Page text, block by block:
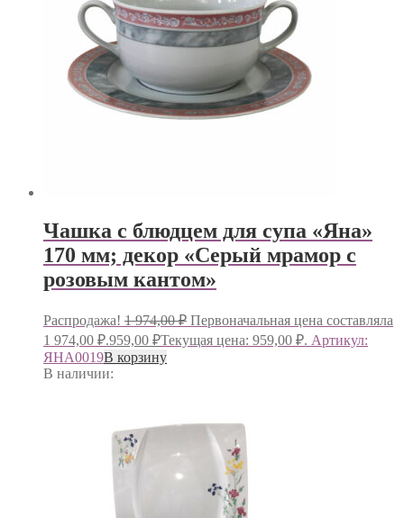
Чашка с блюдцем для супа «Яна»
170 мм; декор «Серый мрамор с
розовым кантом»
Распродажа! 1 974,00₽ Первоначальная цена составляла
1 974,00 ₽.959,00 ₽Текущая цена: 959,00 ₽. Артикул:
ЯНА0019В корзину
В наличии: